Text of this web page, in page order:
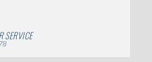
SERVICE